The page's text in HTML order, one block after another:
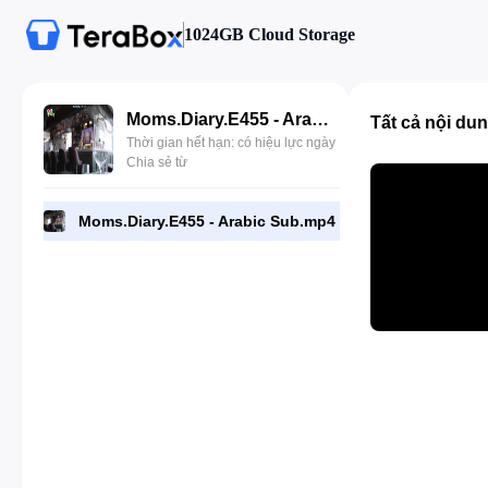
1024GB Cloud Storage
Moms.Diary.E455 - Arabic Sub.mp4
Thời gian hết hạn: có hiệu lực ngày
Chia sẻ từ
Moms.Diary.E455 - Arabic Sub.mp4
Tất cả nội